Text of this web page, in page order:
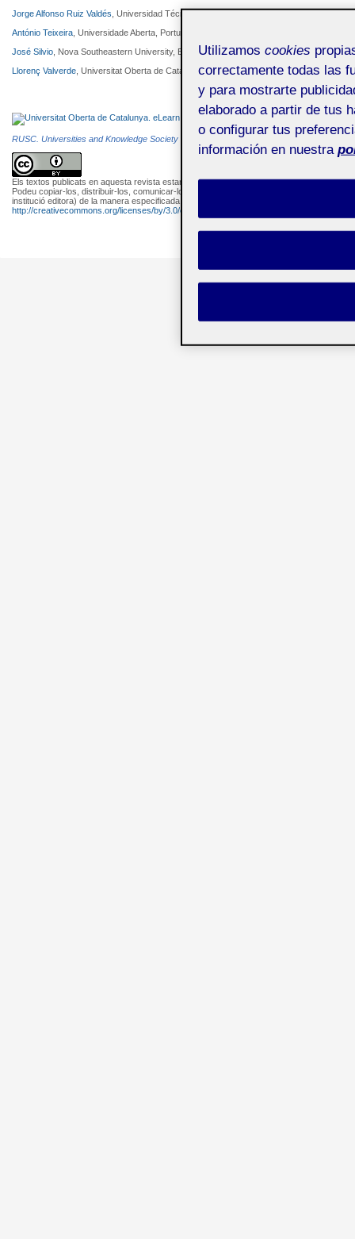
Jorge Alfonso Ruiz Valdés , Universidad Técnica Federico Santa María, Xile
António Teixeira , Universidade Aberta, Portugal
José Silvio , Nova Southeastern University, Estats Units d'Amèrica
Llorenç Valverde , Universitat Oberta de Catalunya
RUSC. Universities and Knowledge Society Journal és una publicació electrònica
Els textos publicats en aquesta revista estan subjectes –llevat que s'indiqui el contrari–
Podeu copiar-los, distribuir-los, comunicar-los públicament i fer-ne obres derivades
institució editora) de la manera especificada pels autors o per la revista. La llicència
http://creativecommons.org/licenses/by/3.0/es/deed.ca
Utilizamos cookies
correctamente todas las
y para mostrarte
elaborado a partir de tus
o configurar tus
información en nuestra